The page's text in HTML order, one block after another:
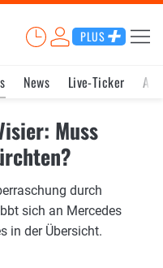
PLUS
News Live-Ticker
Muss
durch
sich an Mercedes
in der Übersicht.